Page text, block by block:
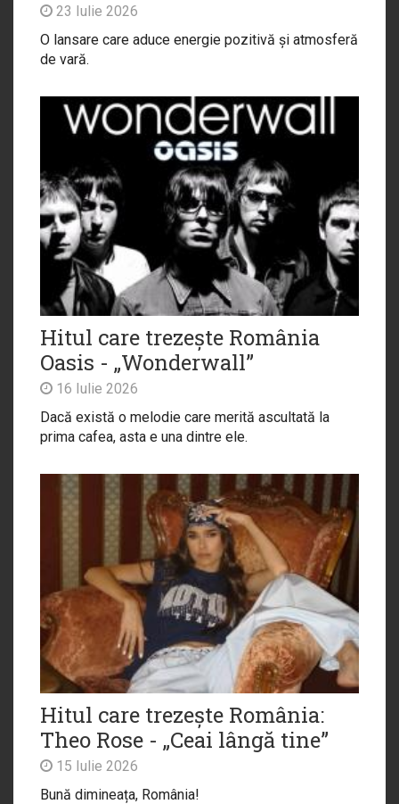
23 Iulie 2026
O lansare care aduce energie pozitivă și atmosferă
de vară.
Hitul care trezește România
Oasis - „Wonderwall”
16 Iulie 2026
Dacă există o melodie care merită ascultată la
prima cafea, asta e una dintre ele.
Hitul care trezește România:
Theo Rose - „Ceai lângă tine”
15 Iulie 2026
Bună dimineața, România!